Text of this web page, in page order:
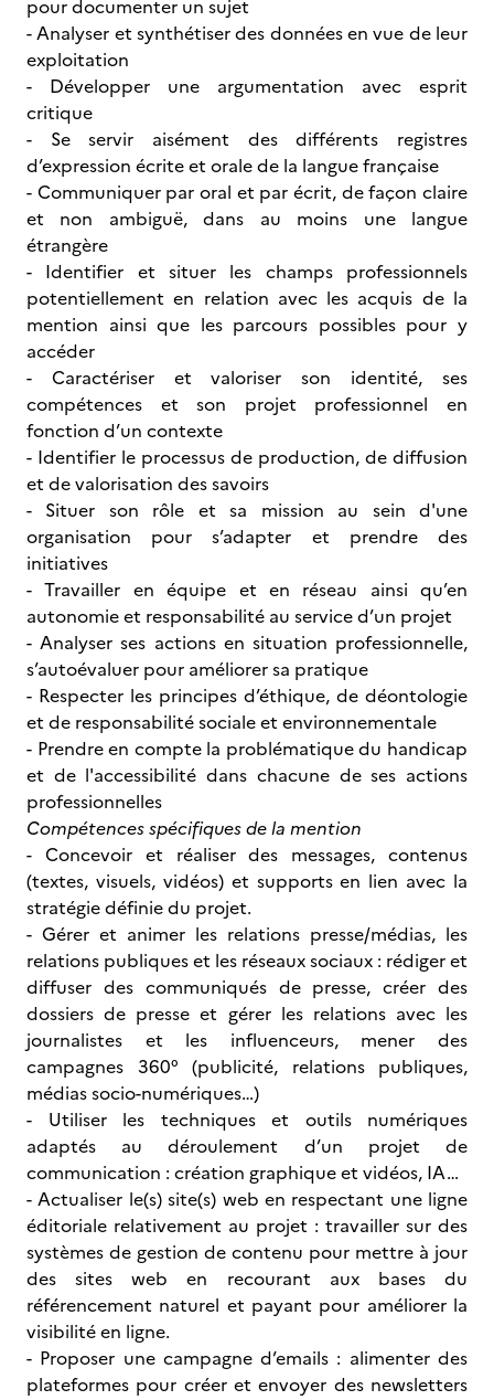
pour documenter un sujet
- Analyser et synthétiser des données en vue de leur
exploitation
- Développer une argumentation avec esprit
critique
- Se servir aisément des différents registres
d’expression écrite et orale de la langue française
- Communiquer par oral et par écrit, de façon claire
et non ambiguë, dans au moins une langue
étrangère
- Identifier et situer les champs professionnels
potentiellement en relation avec les acquis de la
mention ainsi que les parcours possibles pour y
accéder
- Caractériser et valoriser son identité, ses
compétences et son projet professionnel en
fonction d’un contexte
- Identifier le processus de production, de diffusion
et de valorisation des savoirs
- Situer son rôle et sa mission au sein d'une
organisation pour s’adapter et prendre des
initiatives
- Travailler en équipe et en réseau ainsi qu’en
autonomie et responsabilité au service d’un projet
- Analyser ses actions en situation professionnelle,
s’autoévaluer pour améliorer sa pratique
- Respecter les principes d’éthique, de déontologie
et de responsabilité sociale et environnementale
- Prendre en compte la problématique du handicap
et de l'accessibilité dans chacune de ses actions
professionnelles
Compétences spécifiques de la mention
- Concevoir et réaliser des messages, contenus
(textes, visuels, vidéos) et supports en lien avec la
stratégie définie du projet.
- Gérer et animer les relations presse/médias, les
relations publiques et les réseaux sociaux : rédiger et
diffuser des communiqués de presse, créer des
dossiers de presse et gérer les relations avec les
journalistes et les influenceurs, mener des
campagnes 360° (publicité, relations publiques,
médias socio-numériques…)
- Utiliser les techniques et outils numériques
adaptés au déroulement d’un projet de
communication : création graphique et vidéos, IA…
- Actualiser le(s) site(s) web en respectant une ligne
éditoriale relativement au projet : travailler sur des
systèmes de gestion de contenu pour mettre à jour
des sites web en recourant aux bases du
référencement naturel et payant pour améliorer la
visibilité en ligne.
- Proposer une campagne d’emails : alimenter des
plateformes pour créer et envoyer des newsletters